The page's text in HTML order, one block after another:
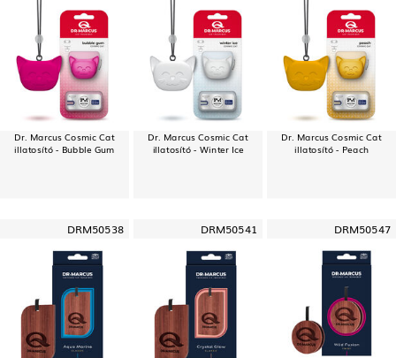
Dr. Marcus Cosmic Cat
illatosító - Bubble Gum
Dr. Marcus Cosmic Cat
illatosító - Winter Ice
Dr. Marcus Cosmic Cat
illatosító - Peach
DRM50538 DRM50541 DRM50547